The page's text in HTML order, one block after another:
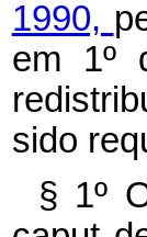
1990,
em 1º
sido
§ 1º